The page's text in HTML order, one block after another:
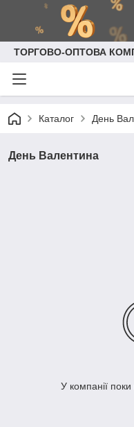
ТОРГОВО-ОПТОВА
Каталог День
День Валентина
У компанії